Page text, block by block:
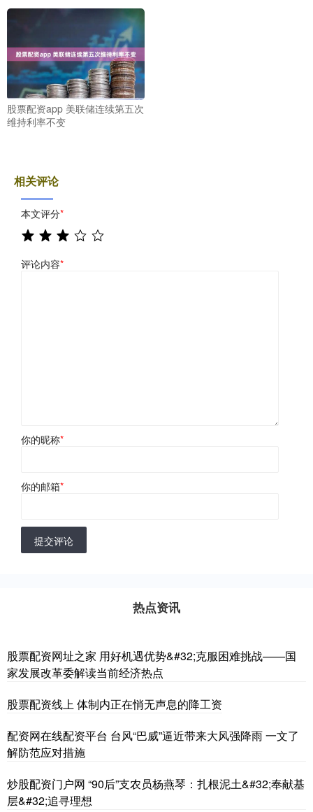
股票配资app 美联储连续第五次
维持利率不变
相关评论
本文评分*
评论内容*
你的昵称*
你的邮箱*
提交评论
热点资讯
股票配资网址之家 用好机遇优势&#32;克服困难挑战——国
家发展改革委解读当前经济热点
股票配资线上 体制内正在悄无声息的降工资
配资网在线配资平台 台风“巴威”逼近带来大风强降雨 一文了
解防范应对措施
炒股配资门户网 “90后”支农员杨燕琴：扎根泥土&#32;奉献基
层&#32;追寻理想